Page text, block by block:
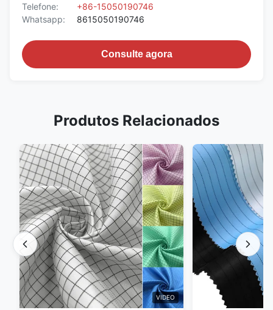
Telefone:
+86-15050190746
Whatsapp:
8615050190746
Consulte agora
Produtos Relacionados
VIDEO